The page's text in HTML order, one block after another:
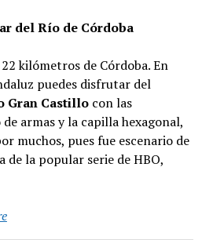
del Río de Córdoba
kilómetros de Córdoba. En
puedes disfrutar del
Gran Castillocon las
armas y la capilla hexagonal,
muchos, pues fue escenario de
de la popular serie de HBO,